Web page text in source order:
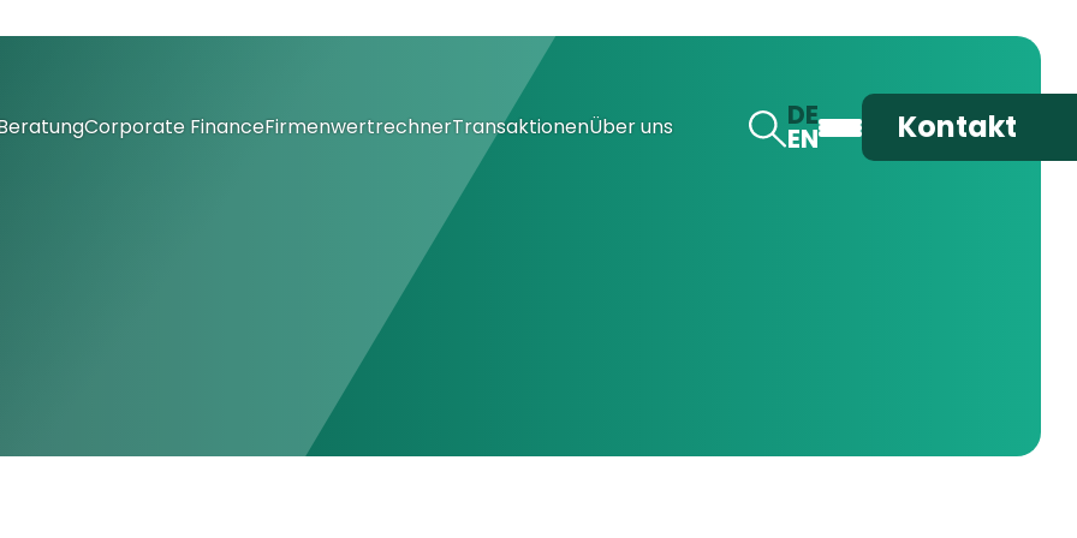
Corporate FinanceFirmenwertrechnerTransaktionenÜber uns DE
EN Kontakt